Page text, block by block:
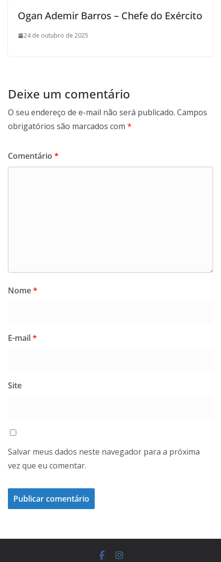
Ogan Ademir Barros – Chefe do Exército
24 de outubro de 2025
Deixe um comentário
O seu endereço de e-mail não será publicado. Campos
obrigatórios são marcados com *
Comentário *
Nome*
E-mail*
Site
Salvar meus dados neste navegador para a próxima
vez que eu comentar.